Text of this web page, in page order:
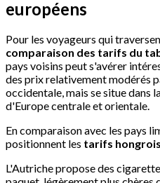
européens
Pour les voyageurs qui
comparaison des tarifs du
pays voisins peut s'avérer
des prix relativement modérés
occidentale, mais se situe dans
d'Europe centrale et orientale.
En comparaison avec les pays
positionnent les tarifs
L'Autriche propose des